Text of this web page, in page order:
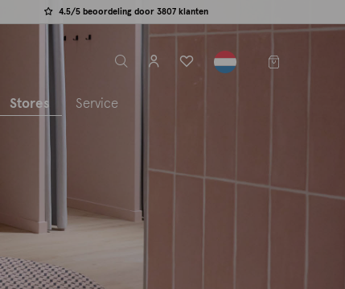
4.5/5 beoordeling door 3807 klanten
label.header.toggle
Stores Service